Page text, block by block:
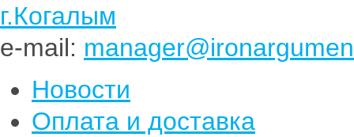
г.Когалым
e-mail:
Новости
Оплата и доставка